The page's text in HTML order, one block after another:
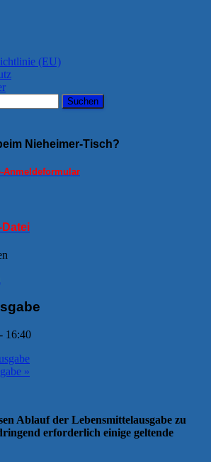
(EU)
Nieheimer-Tisch?
Anmeldeformular
Datei
- 16:40
»
Ablauf der Lebensmittelausgabe zu
erforderlich einige geltende